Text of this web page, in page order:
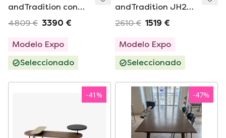
andTradition con
otomana
4809 € 3390 €
Modelo Expo
Seleccionado
andTradition JH25
Palette
2610 € 1519 €
Modelo Expo
Seleccionado
-41% -47%